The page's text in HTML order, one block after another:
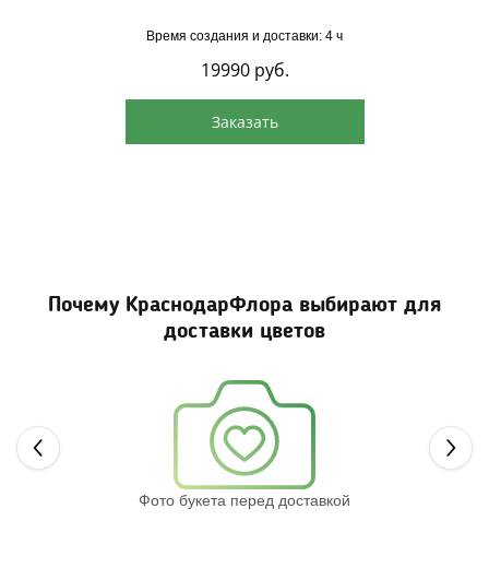
Время создания и доставки: 4 ч
19990 руб.
Заказать
Почему КраснодарФлора выбирают для
доставки цветов
Фото букета перед доставкой